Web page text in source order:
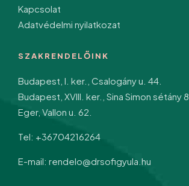
Kapcsolat
Adatvédelmi nyilatkozat
SZAKRENDELŐINK
Budapest, I. ker., Csalogány u. 44.
Budapest, XVIII. ker., Sina Simon sétány 8.
Eger, Vallon u. 62.
Tel: +36704216264
E-mail: rendelo@drsofigyula.hu